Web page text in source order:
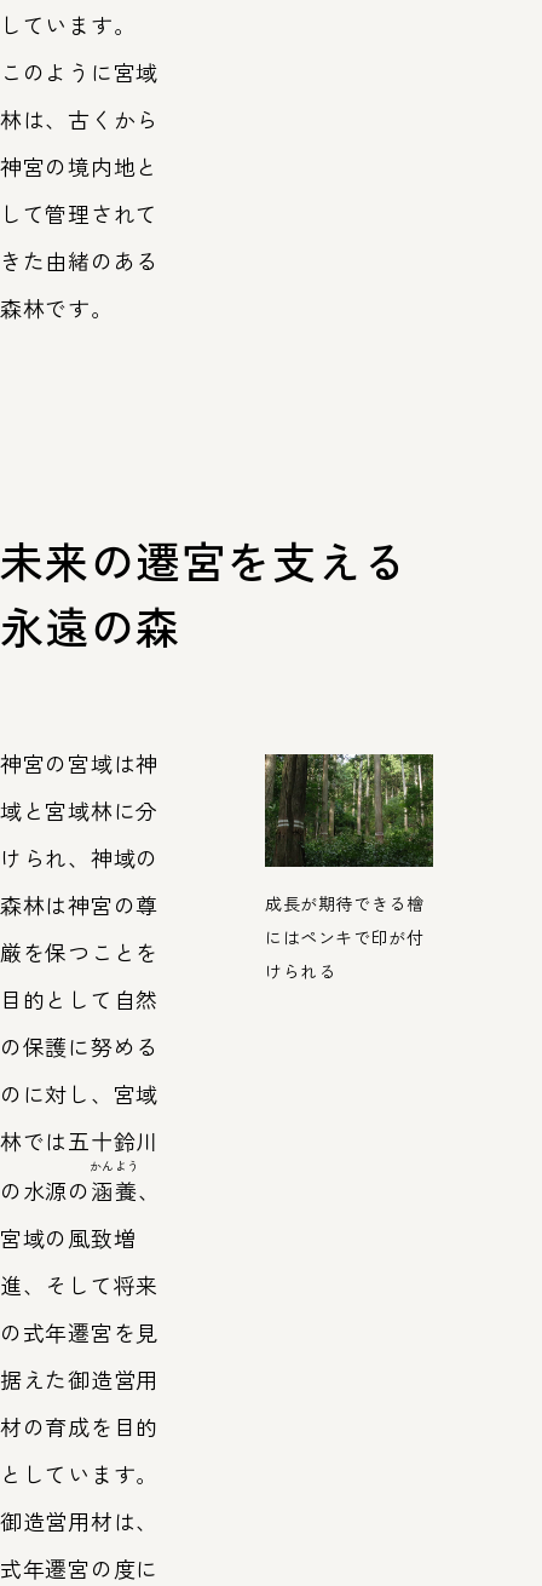
しています。
このように宮域
林は、古くから
神宮の境内地と
して管理されて
きた由緒のある
森林です。
未来の遷宮を支える
永遠の森
神宮の宮域は神
域と宮域林に分
けられ、神域の
森林は神宮の尊
厳を保つことを
目的として自然
の保護に努める
のに対し、宮域
林では五十鈴川
の水源の涵養
かんよう
、
宮域の風致増
進、そして将来
の式年遷宮を見
据えた御造営用
材の育成を目的
としています。
御造営用材は、
式年遷宮の度に
成長が期待できる檜
にはペンキで印が付
けられる